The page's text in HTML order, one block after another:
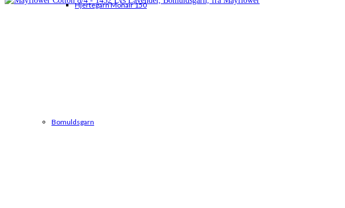
Hjertegarn Mohair 150
Bomuldsgarn